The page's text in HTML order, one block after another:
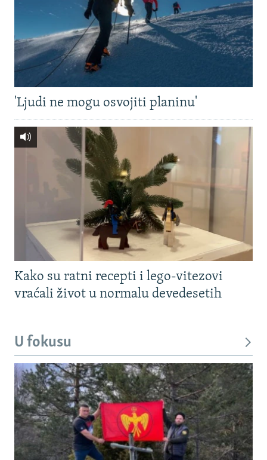
'Ljudi ne mogu osvojiti planinu'
Kako su ratni recepti i lego-vitezovi
vraćali život u normalu devedesetih
U fokusu